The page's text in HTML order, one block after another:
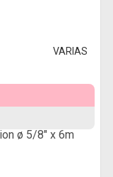
VARIAS
ø 5/8" x 6m